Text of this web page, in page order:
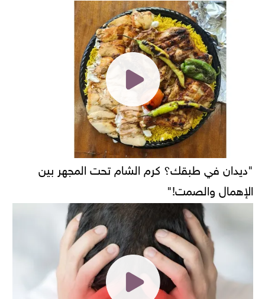
"ديدان في طبقك؟ كرم الشام تحت المجهر بين
الإهمال والصمت!"